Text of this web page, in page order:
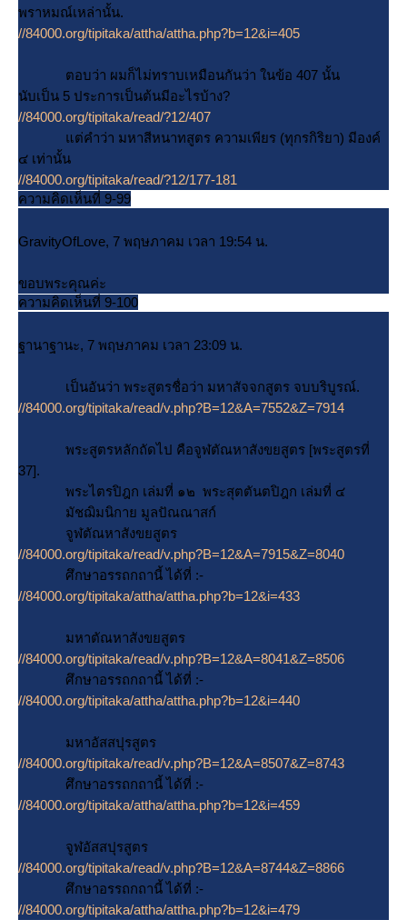
พราหมณ์เหล่านั้น.
//84000.org/tipitaka/attha/attha.php?b=12&i=405
ตอบว่า ผมก็ไม่ทราบเหมือนกันว่า ในข้อ 407 นั้น
นับเป็น 5 ประการเป็นต้นมีอะไรบ้าง?
//84000.org/tipitaka/read/?12/407
ต่คำว่า มหาสีหนาทสูตร ความเพียร (ทุกรกิริยา) มีองค์
๔ เท่านั้น
//84000.org/tipitaka/read/?12/177-181
ความคิดเห็นที่ 9-99
GravityOfLove, 7 พฤษภาคม เวลา 19:54 น.
ขอบพระคุณค่ะ
ความคิดเห็นที่ 9-100
ฐานาฐานะ, 7 พฤษภาคม เวลา 23:09 น.
เป็นอันว่า พระสูตรชื่อว่า มหาสัจจกสูตร จบบริบูรณ์.
//84000.org/tipitaka/read/v.php?B=12&A=7552&Z=7914
พระสูตรหลักถัดไป คือจูฬตัณหาสังขยสูตร [พระสูตรที่
37].
พระไตรปิฎก เล่มที่ ๑๒ พระสุตตันตปิฎก เล่มที่ ๔
มัชฌิมนิกาย มูลปัณณาสก์
จูฬตัณหาสังขยสูตร
//84000.org/tipitaka/read/v.php?B=12&A=7915&Z=8040
ศึกษาอรรถกถานี้ ได้ที่ :-
//84000.org/tipitaka/attha/attha.php?b=12&i=433
มหาตัณหาสังขยสูตร
//84000.org/tipitaka/read/v.php?B=12&A=8041&Z=8506
ศึกษาอรรถกถานี้ ได้ที่ :-
//84000.org/tipitaka/attha/attha.php?b=12&i=440
มหาอัสสปุรสูตร
//84000.org/tipitaka/read/v.php?B=12&A=8507&Z=8743
ศึกษาอรรถกถานี้ ได้ที่ :-
//84000.org/tipitaka/attha/attha.php?b=12&i=459
จูฬอัสสปุรสูตร
//84000.org/tipitaka/read/v.php?B=12&A=8744&Z=8866
ศึกษาอรรถกถานี้ ได้ที่ :-
//84000.org/tipitaka/attha/attha.php?b=12&i=479